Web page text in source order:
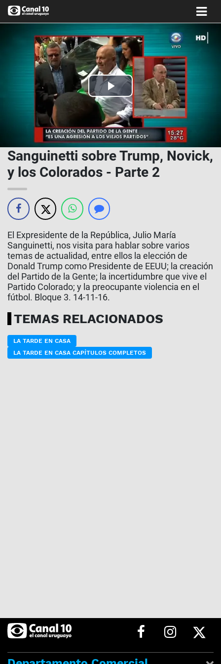
Play
Video
Sanguinetti sobre Trump, Novick,
y los Colorados - Parte 2
El Expresidente de la República, Julio María
Sanguinetti, nos visita para hablar sobre varios
temas de actualidad, entre ellos la elección de
Donald Trump como Presidente de EEUU; la creación
del Partido de la Gente; la incertidumbre que vive el
Partido Colorado; y la preocupante violencia en el
fútbol. Bloque 3. 14-11-16.
TEMAS RELACIONADOS
LA TARDE EN CASA
LA TARDE EN CASA CAPÍTULOS COMPLETOS